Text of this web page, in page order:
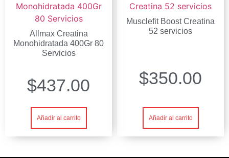
Allmax Creatina
Monohidratada 400Gr 80
Servicios
$437.00
Añadir al carrito
Musclefit Boost Creatina
52 servicios
$350.00
Añadir al carrito